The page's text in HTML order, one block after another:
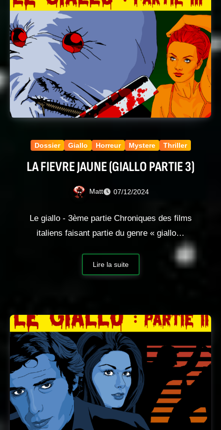
Dossier Giallo Horreur Mystere Thriller
LA FIEVRE JAUNE (GIALLO PARTIE 3)
Matt 07/12/2024
Le giallo - 3ème partie Chroniques des films
italiens faisant partie du genre « giallo…
Lire la suite